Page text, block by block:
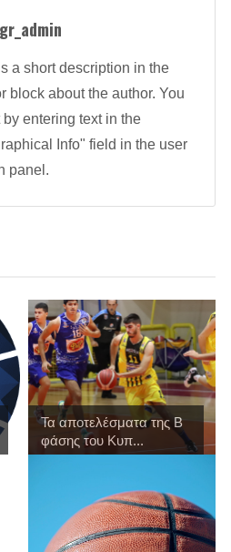
a short description in the
block about the author. You
by entering text in the
Info" field in the user
panel.
Τα αποτελέσματα της Β
φάσης του Κυπ...